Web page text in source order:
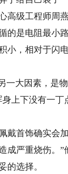
级工程师周燕
是电阻最小
小，相对于闪
大因素，是物
下没有一丁
首饰确实会
成严重烧伤。
的选择。